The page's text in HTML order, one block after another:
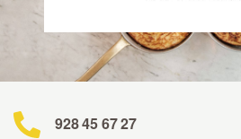
928 45 67 27